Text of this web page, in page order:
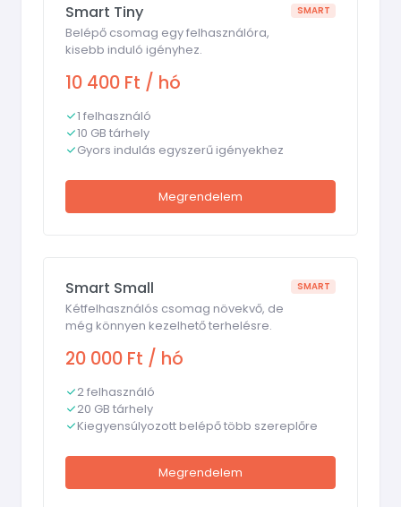
Smart Tiny
Belépő csomag egy felhasználóra,
kisebb induló igényhez.
SMART
10 400 Ft / hó
1 felhasználó
10 GB tárhely
Gyors indulás egyszerű igényekhez
Megrendelem
Smart Small
Kétfelhasználós csomag növekvő, de
még könnyen kezelhető terhelésre.
SMART
20 000 Ft / hó
2 felhasználó
20 GB tárhely
Kiegyensúlyozott belépő több szereplőre
Megrendelem